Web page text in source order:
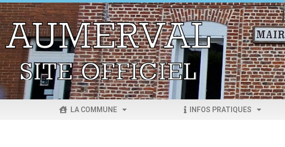
LA COMMUNE INFOS PRATIQUES